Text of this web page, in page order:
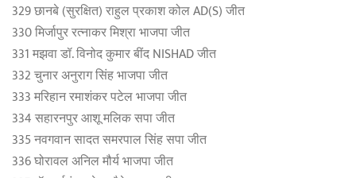
329 छानबे (सुरक्षित) राहुल प्रकाश कोल AD(S) जीत
330 मिर्जापुर रत्नाकर मिश्रा भाजपा जीत
331 मझवा डॉ. व‍िनोद कुमार बींद NISHAD जीत
332 चुनार अनुराग सिंह भाजपा जीत
333 मरिहान रमाशंकर पटेल भाजपा जीत
334 सहारनपुर आशू मलिक सपा जीत
335 नवगवान सादत समरपाल सिंह सपा जीत
336 घोरावल अनिल मौर्य भाजपा जीत